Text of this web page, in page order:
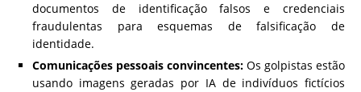
documentos de identificação falsos e credenciais
fraudulentas para esquemas de falsificação de
identidade.
Comunicações pessoais convincentes: Os golpistas estão
usando imagens geradas por IA de indivíduos fictícios